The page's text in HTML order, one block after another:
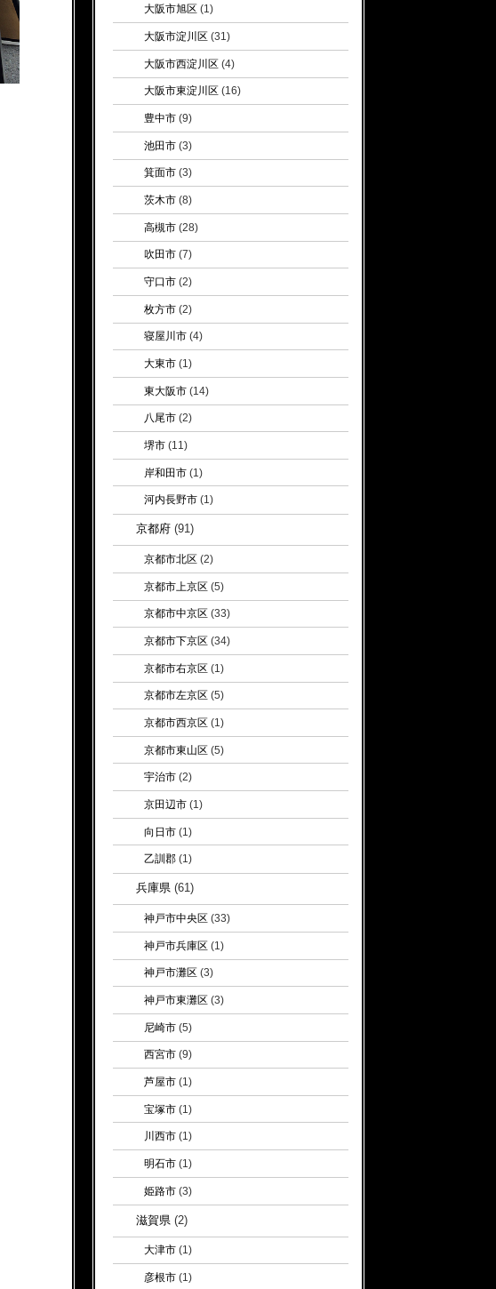
大阪市旭区 (1)
大阪市淀川区 (31)
大阪市西淀川区(4)
大阪市東淀川区 (16)
豊中市(9)
池田市(3)
箕面市(3)
茨木市(8)
高槻市(28)
吹田市(7)
守口市(2)
枚方市(2)
寝屋川市(4)
大東市(1)
東大阪市(14)
八尾市(2)
堺市(11)
岸和田市(1)
河内長野市(1)
京都府(91)
京都市北区 (2)
京都市上京区(5)
京都市中京区 (33)
京都市下京区(34)
京都市右京区(1)
京都市左京区 (5)
京都市西京区(1)
京都市東山区(5)
宇治市(2)
京田辺市(1)
向日市(1)
乙訓郡(1)
兵庫県(61)
神戸市中央区(33)
神戸市兵庫区(1)
神戸市灘区 (3)
神戸市東灘区(3)
尼崎市(5)
西宮市(9)
芦屋市(1)
宝塚市(1)
川西市(1)
明石市(1)
姫路市(3)
滋賀県(2)
大津市(1)
彦根市(1)